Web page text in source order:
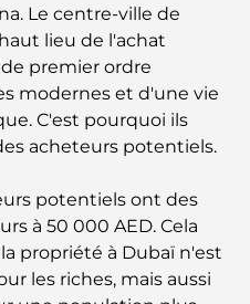
petits-déjeuners de
: des soins de santé
jamais construites : la
de Dubaï : un guide
Le centre-ville de
lieu de l'achat
premier ordre
modernes et d'une vie
C'est pourquoi ils
acheteurs potentiels.
potentiels ont des
à 50 000 AED. Cela
propriété à Dubaï n'est
les riches, mais aussi